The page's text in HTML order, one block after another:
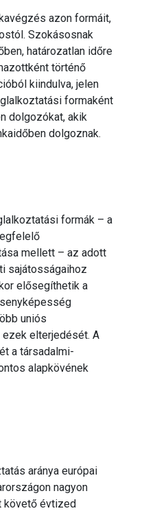
azon formáit,
Szokásosnak
határozatlan időre
történő
kiindulva, jelen
formaként
dolgozókat, akik
dolgoznak.
formák – a
mellett – az adott
sajátosságaihoz
elősegíthetik a
uniós
elterjedését. A
a társadalmi-
alapkövének
aránya európai
nagyon
követő évtized